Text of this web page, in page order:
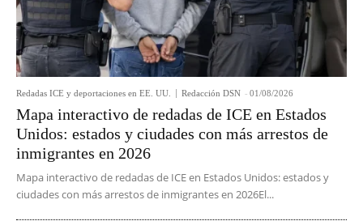
Redadas ICE y deportaciones en EE. UU. Redacción DSN - 01/08/2026
Mapa interactivo de redadas de ICE en Estados
Unidos: estados y ciudades con más arrestos de
inmigrantes en 2026
Mapa interactivo de redadas de ICE en Estados Unidos: estados y
ciudades con más arrestos de inmigrantes en 2026El...